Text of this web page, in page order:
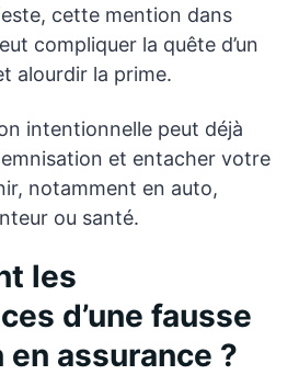
cette mention dans
compliquer la quête d’un
alourdir la prime.
intentionnelle peut déjà
et entacher votre
notamment en auto,
ou santé.
les
d’une fausse
assurance ?